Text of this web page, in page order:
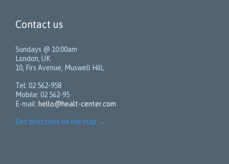
Contact us
Sundays @ 10:00am
London, UK
10, Firs Avenue, Muswell Hill,
Tel: 02 562-958
Mobile: 02 562-95
E-mail: hello@healt-center.com
Get directions on the map →